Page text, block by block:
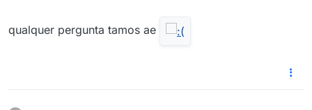
qualquer pergunta tamos ae